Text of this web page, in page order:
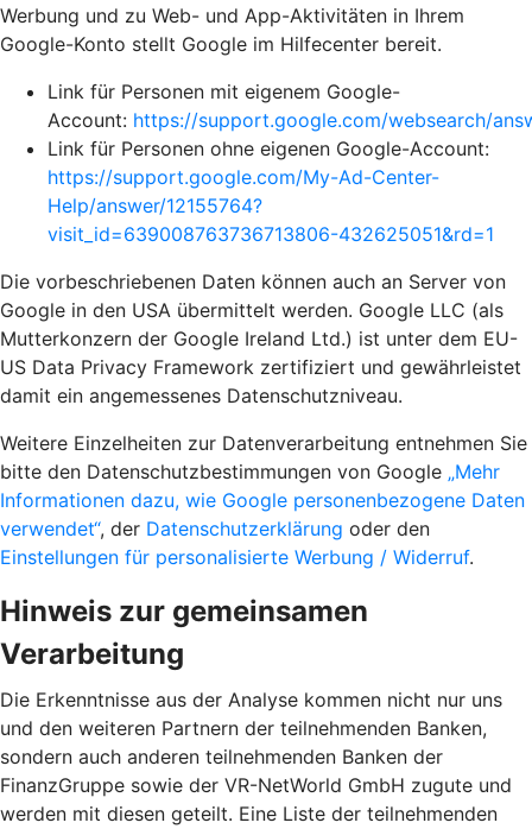
Werbung und zu Web- und App-Aktivitäten in Ihrem
Google-Konto stellt Google im Hilfecenter bereit.
Link für Personen mit eigenem Google-
Account: https://support.google.com/websearch/
Link für Personen ohne eigenen Google-Account:
https://support.google.com/My-Ad-Center-
Help/answer/12155764?
visit_id=639008763736713806-432625051&rd=1
Die vorbeschriebenen Daten können auch an Server von
Google in den USA übermittelt werden. Google LLC (als
Mutterkonzern der Google Ireland Ltd.) ist unter dem EU-
US Data Privacy Framework zertifiziert und gewährleistet
damit ein angemessenes Datenschutzniveau.
Weitere Einzelheiten zur Datenverarbeitung entnehmen Sie
bitte den Datenschutzbestimmungen von Google „Mehr
Informationen dazu, wie Google personenbezogene Daten
verwendet“, der Datenschutzerklärung oder den
Einstellungen für personalisierte Werbung / Widerruf.
Hinweis zur gemeinsamen
Verarbeitung
Die Erkenntnisse aus der Analyse kommen nicht nur uns
und den weiteren Partnern der teilnehmenden Banken,
sondern auch anderen teilnehmenden Banken der
FinanzGruppe sowie der VR-NetWorld GmbH zugute und
werden mit diesen geteilt. Eine Liste der teilnehmenden